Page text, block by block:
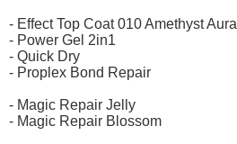
- Effect Top Coat 010 Amethyst Aura
- Power Gel 2in1
- Quick Dry
- Proplex Bond Repair
- Magic Repair Jelly
- Magic Repair Blossom